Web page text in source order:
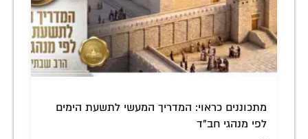
מתכוננים כראוי: המדריך המעשי לתשעת הימים
לפי מנהגי חב"ד